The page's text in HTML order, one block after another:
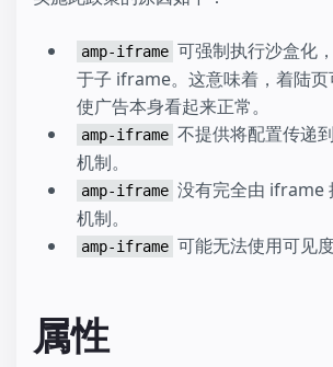
amp-iframe 可强制执行沙盒化
于子 iframe。这意味着，着陆页
使广告本身看起来正常。
amp-iframe 不提供将配置传递
机制。
amp-iframe 没有完全由 iframe
机制。
amp-iframe 可能无法使用可见度
属性